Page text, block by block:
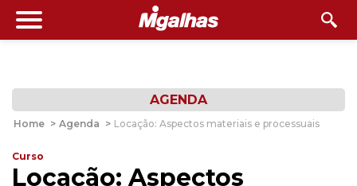
AGENDA
Home > Agenda > Locação: Aspectos materiais e processuais
Curso
Locação: Aspectos